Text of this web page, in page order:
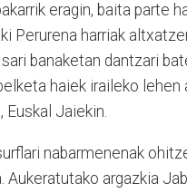
eragin, baita parte
Perurena harriak
banaketan dantzari
haiek iraileko
Euskal Jaiekin.
nabarmenenak
argazkia